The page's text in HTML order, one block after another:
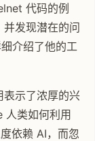
代码的例
发现潜在的问
介绍了他的工
示了浓厚的兴
人类如何利用
依赖 AI，而忽